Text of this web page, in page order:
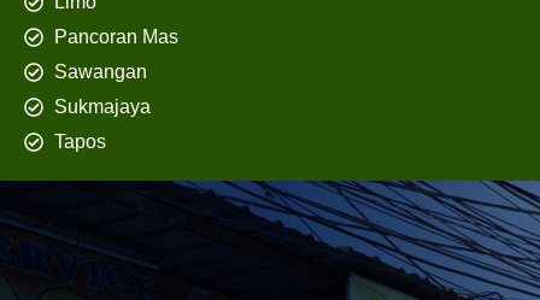
Pancoran Mas
Sawangan
Sukmajaya
Tapos